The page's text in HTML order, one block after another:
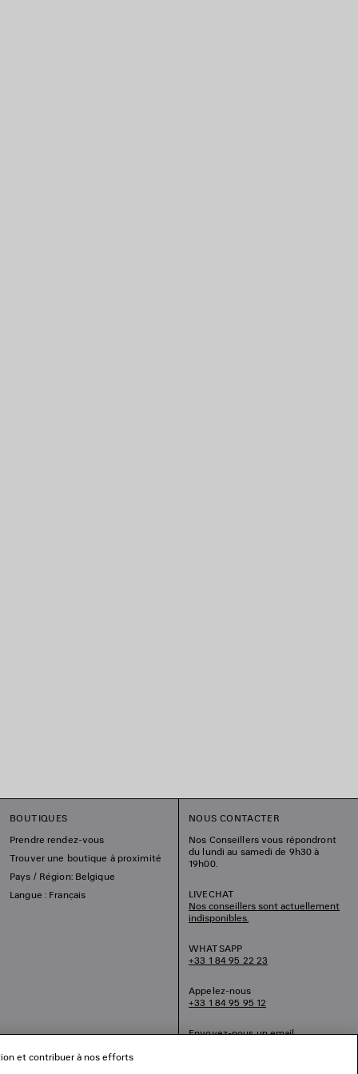
BOUTIQUES
Prendre rendez-vous
Trouver une boutique à proximité
Pays / Région: Belgique
Langue : Français
NOUS CONTACTER
Nos Conseillers vous répondront
du lundi au samedi de 9h30 à
19h00.
LIVECHAT
Nos conseillers sont actuellement
indisponibles.
WHATSAPP
+33 1 84 95 22 23
Appelez-nous
+33 1 84 95 95 12
Envoyez-nous un email
et contribuer à nos efforts